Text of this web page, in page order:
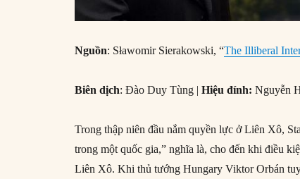
Nguồn: Sławomir Sierakowski, “The Illiberal
Biên dịch: Đào Duy Tùng |Hiệu đính: Nguyễn
Trong thập niên đầu nắm quyền lực ở Liên Xô,
trong một quốc gia,” nghĩa là, cho đến khi điều
Liên Xô. Khi thủ tướng Hungary Viktor Orbán